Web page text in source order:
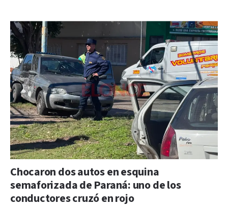
Chocaron dos autos en esquina
semaforizada de Paraná: uno de los
conductores cruzó en rojo